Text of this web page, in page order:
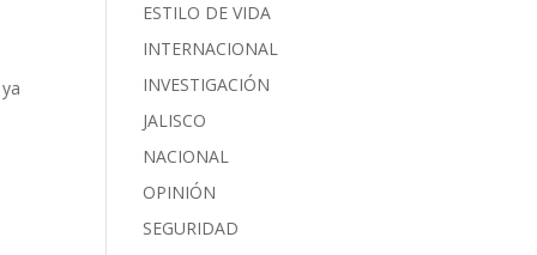
ESTILO DE VIDA
INTERNACIONAL
INVESTIGACIÓN
JALISCO
NACIONAL
OPINIÓN
SEGURIDAD